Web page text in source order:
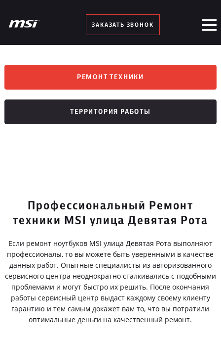
ЗАКАЗАТЬ ЗВОНОК
РЕМОНТ ТЕХНИКИ
ТЕРРИТОРИЯ РАБОТЫ
Профессиональный Ремонт
техники MSI улица Девятая Рота
Если ремонт ноутбуков MSI улица Девятая Рота выполняют
профессионалы, то вы можете быть уверенными в качестве
данных работ. Опытные специалисты из авторизованного
сервисного центра неоднократно сталкивались с подобными
проблемами и могут быстро их решить. После окончания
работы сервисный центр выдаст каждому своему клиенту
гарантию и тем самым докажет вам то, что вы потратили
оптимальные деньги на качественный ремонт.